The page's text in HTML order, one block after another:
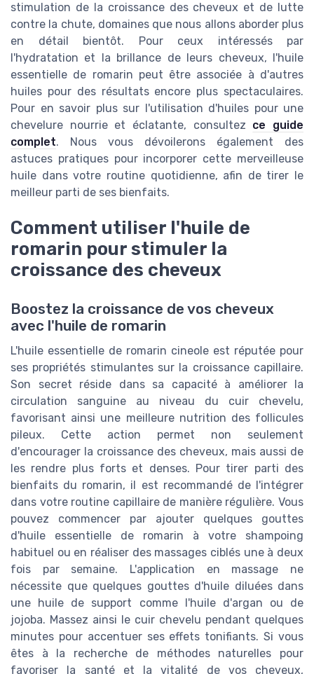
stimulation de la croissance des cheveux et de lutte
contre la chute, domaines que nous allons aborder plus
en détail bientôt. Pour ceux intéressés par
l'hydratation et la brillance de leurs cheveux, l'huile
essentielle de romarin peut être associée à d'autres
huiles pour des résultats encore plus spectaculaires.
Pour en savoir plus sur l'utilisation d'huiles pour une
chevelure nourrie et éclatante, consultez ce guide
complet. Nous vous dévoilerons également des
astuces pratiques pour incorporer cette merveilleuse
huile dans votre routine quotidienne, afin de tirer le
meilleur parti de ses bienfaits.
Comment utiliser l'huile de
romarin pour stimuler la
croissance des cheveux
Boostez la croissance de vos cheveux
avec l'huile de romarin
L'huile essentielle de romarin cineole est réputée pour
ses propriétés stimulantes sur la croissance capillaire.
Son secret réside dans sa capacité à améliorer la
circulation sanguine au niveau du cuir chevelu,
favorisant ainsi une meilleure nutrition des follicules
pileux. Cette action permet non seulement
d'encourager la croissance des cheveux, mais aussi de
les rendre plus forts et denses. Pour tirer parti des
bienfaits du romarin, il est recommandé de l'intégrer
dans votre routine capillaire de manière régulière. Vous
pouvez commencer par ajouter quelques gouttes
d'huile essentielle de romarin à votre shampoing
habituel ou en réaliser des massages ciblés une à deux
fois par semaine. L'application en massage ne
nécessite que quelques gouttes d'huile diluées dans
une huile de support comme l'huile d'argan ou de
jojoba. Massez ainsi le cuir chevelu pendant quelques
minutes pour accentuer ses effets tonifiants. Si vous
êtes à la recherche de méthodes naturelles pour
favoriser la santé et la vitalité de vos cheveux,